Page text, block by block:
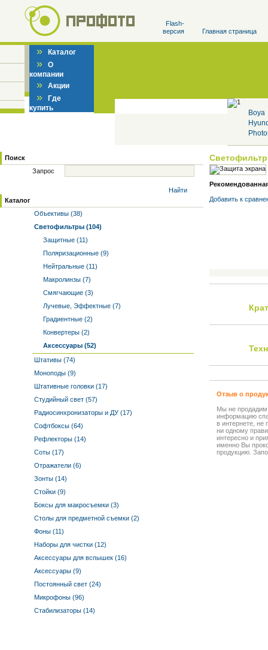
Flash-
версия
Главная страница
» Каталог
» О
компании
» Акции
» Где
купить
Boya
Поиск
Запрос
Найти
Каталог
Объективы (38)
Светофильтры (104)
Защитные (11)
Поляризационные (9)
Нейтральные (11)
Макролинзы (7)
Смягчающие (3)
Лучевые, Эффектные (7)
Градиентные (2)
Конвертеры (2)
Аксессуары (52)
Штативы (74)
Моноподы (9)
Штативные головки (17)
Студийный свет (57)
Радиосинхронизаторы и ДУ (17)
Софтбоксы (64)
Рефлекторы (14)
Соты (17)
Отражатели (6)
Зонты (14)
Стойки (9)
Боксы для макросъемки (3)
Столы для предметной съемки (2)
Фоны (11)
Наборы для чистки (12)
Аксессуары для вспышек (16)
Аксессуары (9)
Постоянный свет (24)
Микрофоны (96)
Стабилизаторы (14)
Добавить к
Отзыв о
Мы не
информацию
в интернете, не
ни одному
интересно и
именно Вы
продукцию.